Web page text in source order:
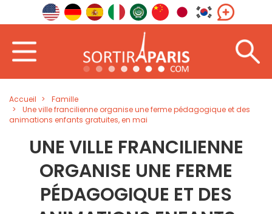
Accueil
Famille
Une ville francilienne organise une ferme pédagogique et des
animations enfants gratuites, en mai
UNE VILLE FRANCILIENNE
ORGANISE UNE FERME
PÉDAGOGIQUE ET DES